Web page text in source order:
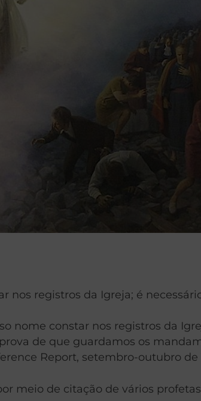
nos registros da Igreja; é
nome constar nos registros da
de que guardamos os
Report, setembro-outubro de
meio de citação de vários